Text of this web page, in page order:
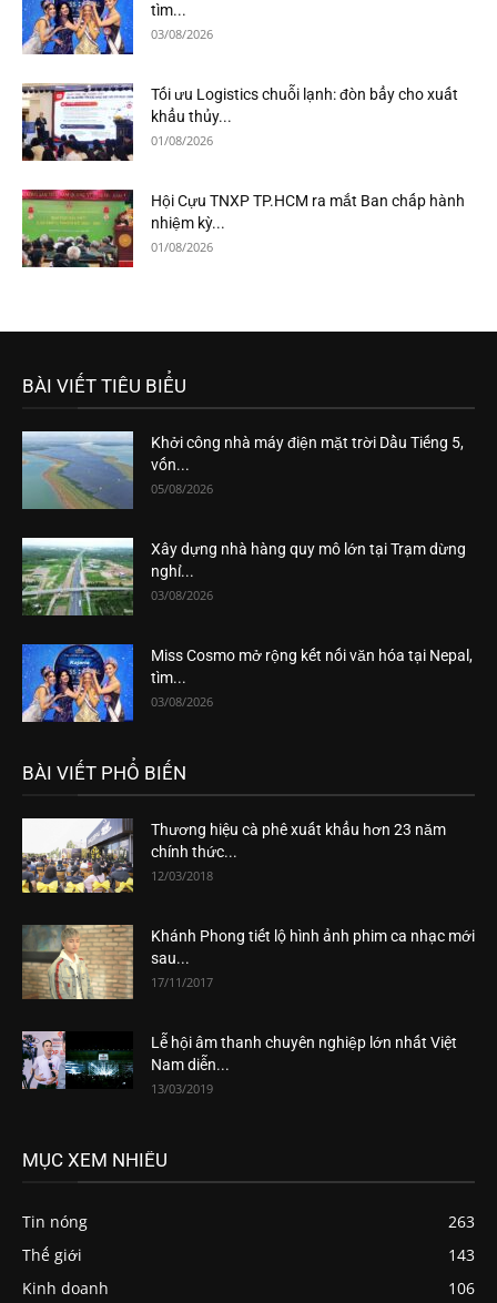
tìm...
03/08/2026
Tối ưu Logistics chuỗi lạnh: đòn bẩy cho xuất
khẩu thủy...
01/08/2026
Hội Cựu TNXP TP.HCM ra mắt Ban chấp hành
nhiệm kỳ...
01/08/2026
BÀI VIẾT TIÊU BIỂU
Khởi công nhà máy điện mặt trời Dầu Tiếng 5,
vốn...
05/08/2026
Xây dựng nhà hàng quy mô lớn tại Trạm dừng
nghỉ...
03/08/2026
Miss Cosmo mở rộng kết nối văn hóa tại Nepal,
tìm...
03/08/2026
BÀI VIẾT PHỔ BIẾN
Thương hiệu cà phê xuất khẩu hơn 23 năm
chính thức...
12/03/2018
Khánh Phong tiết lộ hình ảnh phim ca nhạc mới
sau...
17/11/2017
Lễ hội âm thanh chuyên nghiệp lớn nhất Việt
Nam diễn...
13/03/2019
MỤC XEM NHIỀU
Tin nóng
263
Thế giới
143
Kinh doanh
106